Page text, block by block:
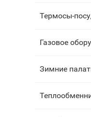
Термосы-
Газовое
Зимние